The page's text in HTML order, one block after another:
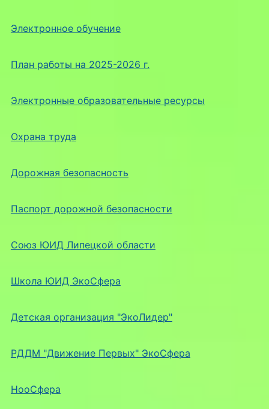
Электронное обучение
План работы на 2025-2026 г.
Электронные образовательные ресурсы
Охрана труда
Дорожная безопасность
Паспорт дорожной безопасности
Союз ЮИД Липецкой области
Школа ЮИД ЭкоСфера
Детская организация "ЭкоЛидер"
РДДМ "Движение Первых" ЭкоСфера
НооСфера